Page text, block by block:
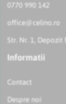
0770 990 142
office@celino.ro
Str. Nr. 1,
Informatii
Contact
Despre noi